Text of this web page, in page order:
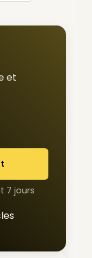
et
7 jours